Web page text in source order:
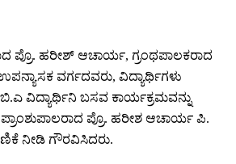
ಪ್ರೊ. ಹರೀಶ್ ಆಚಾರ್ಯ, ಗ್ರಂಥಪಾಲಕರಾದ
ವರ್ಗದವರು, ವಿದ್ಯಾರ್ಥಿಗಳು
ವಿದ್ಯಾರ್ಥಿನಿ ಬಸವ ಕಾರ್ಯಕ್ರಮವನ್ನು
ಪ್ರೊ. ಹರೀಶ ಆಚಾರ್ಯ ಪಿ.
ನೀಡಿ ಗೌರವಿಸಿದರು.